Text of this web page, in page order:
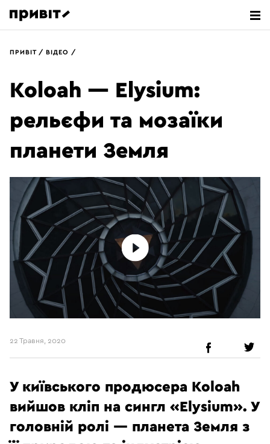
ПРИВІТ ВІДЕО
Koloah — Elysium:
рельєфи та мозаїки
планети Земля
22 Травня, 2020
У київського продюсера Koloah
вийшов кліп на сингл «Elysium». У
головній ролі — планета Земля з